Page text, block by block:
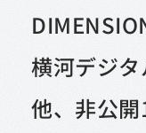
横河デジタ
他、非公